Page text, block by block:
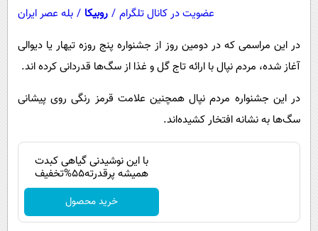
عضویت در کانال تلگرام / روبیکا / بله عصر ایران
در این مراسمی که در دومین روز از جشنواره پنج روزه تیهار یا دیوالی
آغاز شده، مردم نپال با ارائه تاج گل و غذا از سگ‌ها قدردانی کرده اند.
در این جشنواره مردم نپال همچنین علامت قرمز رنگی روی پیشانی
سگ‌ها به نشانه افتخار کشیده‌اند.
با این نوشیدنی گیاهی کبدت
همیشه پرقدرته55%تخفیف
خرید محصول